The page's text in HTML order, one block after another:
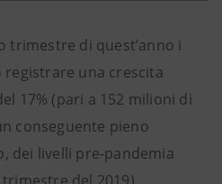
trimestre di quest’anno i
una crescita
17% (pari a 152 milioni di
conseguente pieno
dei livelli pre-pandemia